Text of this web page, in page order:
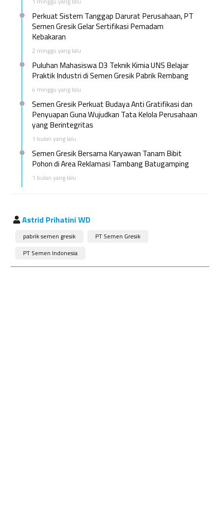
Perkuat Sistem Tanggap Darurat Perusahaan, PT
Semen Gresik Gelar Sertifikasi Pemadam
Kebakaran
2 minggu yang lalu
Puluhan Mahasiswa D3 Teknik Kimia UNS Belajar
Praktik Industri di Semen Gresik Pabrik Rembang
4 minggu yang lalu
Semen Gresik Perkuat Budaya Anti Gratifikasi dan
Penyuapan Guna Wujudkan Tata Kelola Perusahaan
yang Berintegritas
1 bulan yang lalu
Semen Gresik Bersama Karyawan Tanam Bibit
Pohon di Area Reklamasi Tambang Batugamping
1 bulan yang lalu
Astrid Prihatini WD
pabrik semen gresik
PT Semen Gresik
PT Semen Indonesia